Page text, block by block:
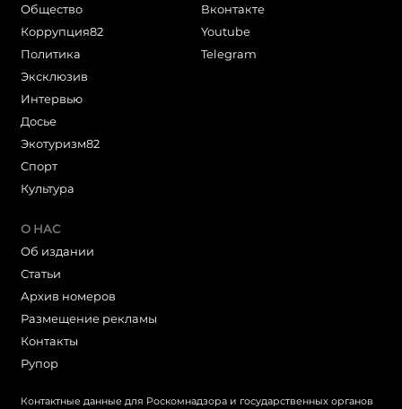
Общество
Коррупция82
Политика
Эксклюзив
Интервью
Досье
Экотуризм82
Cпорт
Культура
Вконтакте
Youtube
Telegram
О НАС
Об издании
Статьи
Архив номеров
Размещение рекламы
Контакты
Рупор
Контактные данные для Роскомнадзора и государственных органов